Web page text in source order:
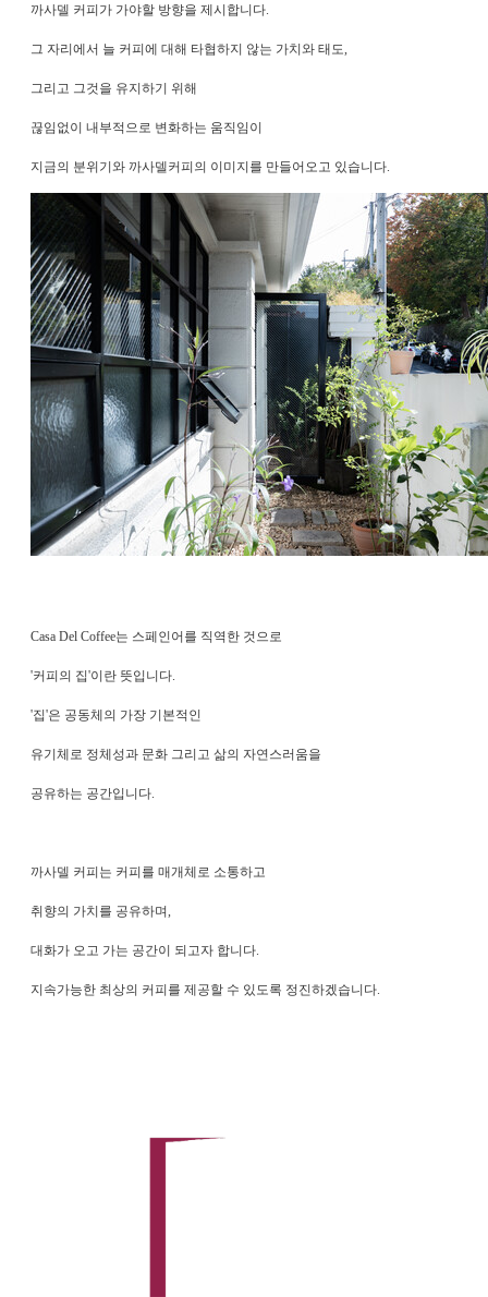
까사델 커피가 가야할 방향을 제시합니다.
그 자리에서 늘 커피에 대해 타협하지 않는 가치와 태도,
그리고 그것을 유지하기 위해
끊임없이 내부적으로 변화하는 움직임이
지금의 분위기와 까사델커피의 이미지를 만들어오고 있습니다.
Casa Del Coffee는 스페인어를 직역한 것으로
'커피의 집'이란 뜻입니다.
'집'은 공동체의 가장 기본적인
유기체로 정체성과 문화 그리고 삶의 자연스러움을
공유하는 공간입니다.
까사델 커피는 커피를 매개체로 소통하고
취향의 가치를 공유하며,
대화가 오고 가는 공간이 되고자 합니다.
지속가능한 최상의 커피를 제공할 수 있도록 정진하겠습니다.